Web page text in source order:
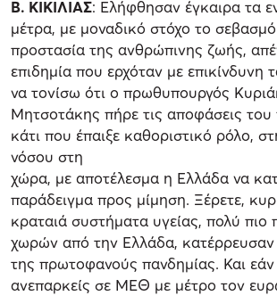
Β. ΚΙΚΙΛΙΑΣ: Ελήφθησαν έγκαιρα τα
μέτρα, με μοναδικό στόχο το
προστασία της ανθρώπινης ζωής,
επιδημία που ερχόταν με επικίνδυνη
να τονίσω ότι ο πρωθυπουργός
Μητσοτάκης πήρε τις αποφάσεις του
κάτι που έπαιξε καθοριστικό ρόλο,
νόσου στη
χώρα, με αποτέλεσμα η Ελλάδα να
παράδειγμα προς μίμηση. Ξέρετε,
κραταιά συστήματα υγείας, πολύ πιο
χωρών από την Ελλάδα, κατέρρευσαν
της πρωτοφανούς πανδημίας. Και εάν
ανεπαρκείς σε ΜΕΘ με μέτρο τον